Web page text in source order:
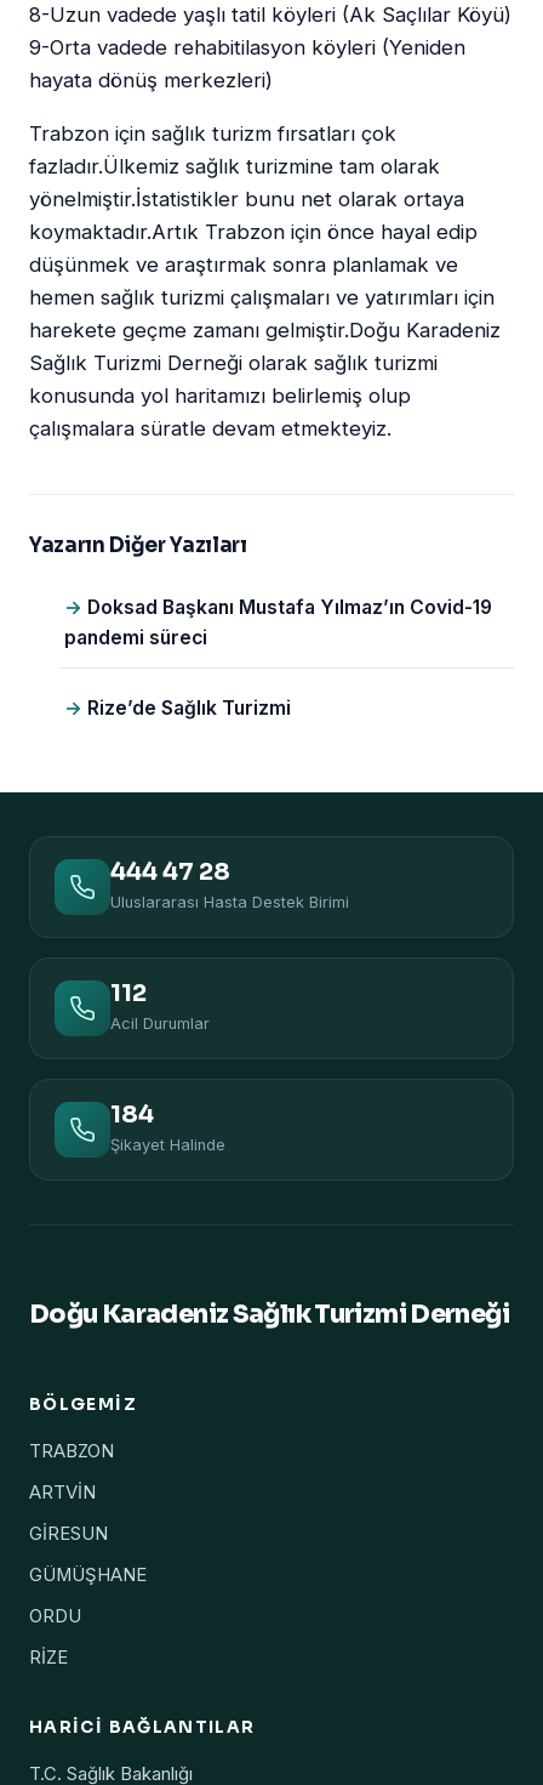
8-Uzun vadede yaşlı tatil köyleri (Ak Saçlılar Köyü)
9-Orta vadede rehabitilasyon köyleri (Yeniden
hayata dönüş merkezleri)
Trabzon için sağlık turizm fırsatları çok
fazladır.Ülkemiz sağlık turizmine tam olarak
yönelmiştir.İstatistikler bunu net olarak ortaya
koymaktadır.Artık Trabzon için önce hayal edip
düşünmek ve araştırmak sonra planlamak ve
hemen sağlık turizmi çalışmaları ve yatırımları için
harekete geçme zamanı gelmiştir.Doğu Karadeniz
Sağlık Turizmi Derneği olarak sağlık turizmi
konusunda yol haritamızı belirlemiş olup
çalışmalara süratle devam etmekteyiz.
Yazarın Diğer Yazıları
Doksad Başkanı Mustafa Yılmaz’ın Covid-19
pandemi süreci
Rize’de Sağlık Turizmi
444 47 28
Uluslararası Hasta Destek Birimi
112
Acil Durumlar
184
Şikayet Halinde
Doğu Karadeniz Sağlık Turizmi Derneği
BÖLGEMIZ
TRABZON
ARTVİN
GİRESUN
GÜMÜŞHANE
ORDU
RİZE
HARICI BAĞLANTILAR
T.C. Sağlık Bakanlığı